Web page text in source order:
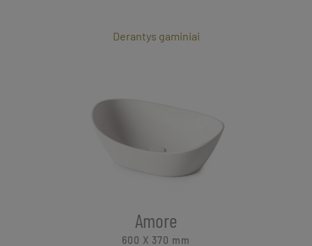
Derantys gaminiai
Amore
600 X 370 mm